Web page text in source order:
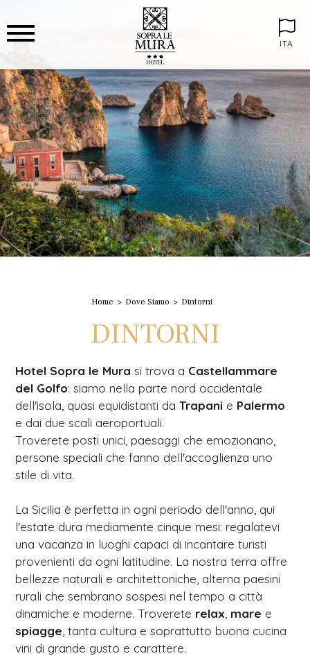
ITA
Home Dove Siamo Dintorni
DINTORNI
Hotel Sopra le Mura si trova a Castellammare
del Golfo: siamo nella parte nord occidentale
dell'isola, quasi equidistanti da Trapani e Palermo
e dai due scali aeroportuali.
Troverete posti unici, paesaggi che emozionano,
persone speciali che fanno dell'accoglienza uno
stile di vita.
La Sicilia è perfetta in ogni periodo dell'anno, qui
l'estate dura mediamente cinque mesi: regalatevi
una vacanza in luoghi capaci di incantare turisti
provenienti da ogni latitudine. La nostra terra offre
bellezze naturali e architettoniche, alterna paesini
rurali che sembrano sospesi nel tempo a città
dinamiche e moderne. Troverete relax mare e
spiagge , tanta cultura e soprattutto buona cucina
vini di grande gusto e carattere.